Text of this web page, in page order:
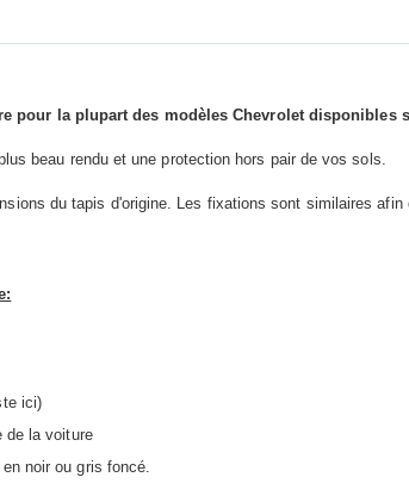
pour la plupart des modèles Chevrolet disponibles
beau rendu et une protection hors pair de vos sols.
du tapis d'origine. Les fixations sont similaires afin
ici)
de la voiture
noir ou gris foncé.